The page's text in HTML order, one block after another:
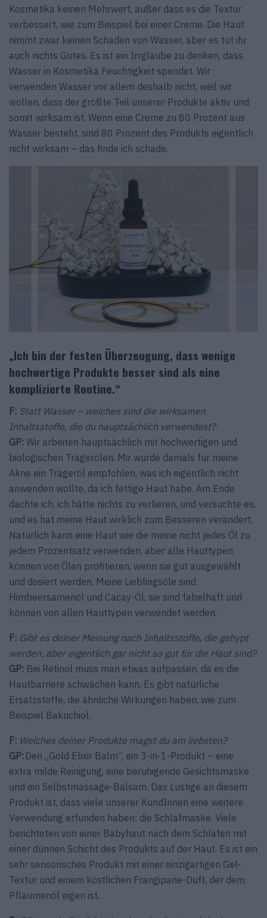
Kosmetika keinen Mehrwert, außer dass es die Textur
verbessert, wie zum Beispiel bei einer Creme. Die Haut
nimmt zwar keinen Schaden von Wasser, aber es tut ihr
auch nichts Gutes. Es ist ein Irrglaube zu denken, dass
Wasser in Kosmetika Feuchtigkeit spendet. Wir
verwenden Wasser vor allem deshalb nicht, weil wir
wollen, dass der größte Teil unserer Produkte aktiv und
somit wirksam ist. Wenn eine Creme zu 80 Prozent aus
Wasser besteht, sind 80 Prozent des Produkts eigentlich
nicht wirksam – das finde ich schade.
„Ich bin der festen Überzeugung, dass wenige
hochwertige Produkte besser sind als eine
komplizierte Routine.“
F: Statt Wasser – welches sind die wirksamen
Inhaltsstoffe, die du hauptsächlich verwendest?
GP: Wir arbeiten hauptsächlich mit hochwertigen und
biologischen Trägerölen. Mir wurde damals für meine
Akne ein Trägeröl empfohlen, was ich eigentlich nicht
anwenden wollte, da ich fettige Haut habe. Am Ende
dachte ich, ich hätte nichts zu verlieren, und versuchte es,
und es hat meine Haut wirklich zum Besseren verändert.
Natürlich kann eine Haut wie die meine nicht jedes Öl zu
jedem Prozentsatz verwenden, aber alle Hauttypen
können von Ölen profitieren, wenn sie gut ausgewählt
und dosiert werden. Meine Lieblingsöle sind
Himbeersamenöl und Cacay-Öl, sie sind fabelhaft und
können von allen Hauttypen verwendet werden.
F: Gibt es deiner Meinung nach Inhaltsstoffe, die gehypt
werden, aber eigentlich gar nicht so gut für die Haut sind?
GP: Bei Retinol muss man etwas aufpassen, da es die
Hautbarriere schwächen kann. Es gibt natürliche
Ersatzstoffe, die ähnliche Wirkungen haben, wie zum
Beispiel Bakuchiol.
F: Welches deiner Produkte magst du am liebsten?
GP: Den „Gold Elixir Balm“, ein 3-in-1-Produkt – eine
extra milde Reinigung, eine beruhigende Gesichtsmaske
und ein Selbstmassage-Balsam. Das Lustige an diesem
Produkt ist, dass viele unserer KundInnen eine weitere
Verwendung erfunden haben: die Schlafmaske. Viele
berichteten von einer Babyhaut nach dem Schlafen mit
einer dünnen Schicht des Produkts auf der Haut. Es ist ein
sehr sensorisches Produkt mit einer einzigartigen Gel-
Textur und einem köstlichen Frangipane-Duft, der dem
Pflaumenöl eigen ist.